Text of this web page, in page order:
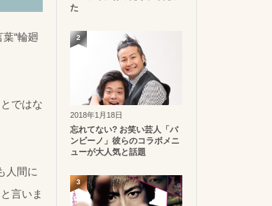
“輪廻
ではな
人間に
言いま
た
2018年1月18日
忘れてない? お笑い芸人「バ
ンビーノ」彼らのコラボメニ
ューが大人気と話題
2
3